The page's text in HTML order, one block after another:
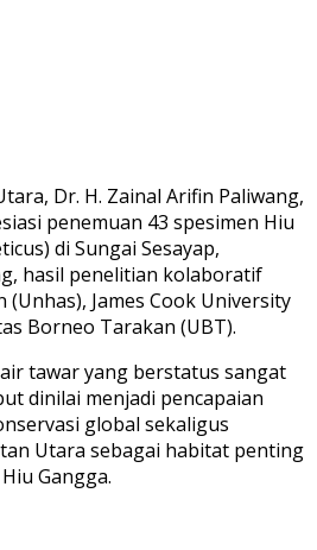
Dr. H. Zainal Arifin Paliwang,
penemuan 43 spesimen Hiu
di Sungai Sesayap,
hasil penelitian kolaboratif
James Cook University
Borneo Tarakan (UBT).
tawar yang berstatus sangat
dinilai menjadi pencapaian
global sekaligus
Utara sebagai habitat penting
Gangga.